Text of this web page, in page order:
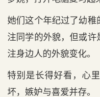
她们这个年纪过了幼
注同学的外貌，但或
注身边人的外貌变化。
特别是长得好看，心
坏，嫉妒与喜爱并存。